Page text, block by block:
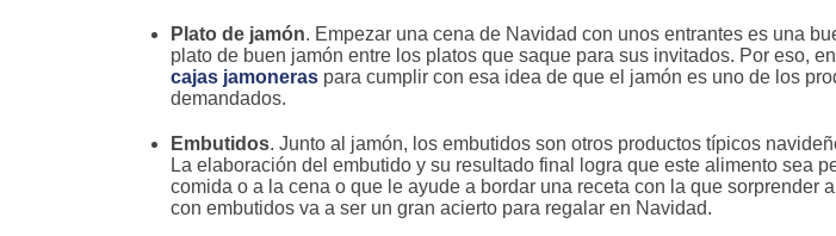
Plato de jamón. Empezar una cena de Navidad con unos entrantes es una
plato de buen jamón entre los platos que saque para sus invitados. Por eso,
cajas jamoneraspara cumplir con esa idea de que el jamón es uno de los
demandados.
Embutidos. Junto al jamón, los embutidos son otros productos típicos
La elaboración del embutido y su resultado final logra que este alimento sea
comida o a la cena o que le ayude a bordar una receta con la que sorprender
con embutidos va a ser un gran acierto para regalar en Navidad.